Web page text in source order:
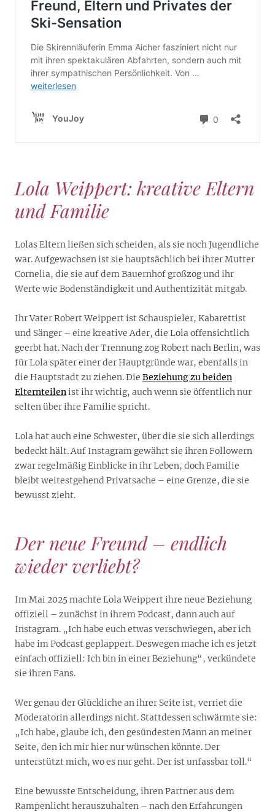
Lola Weippert: kreative Eltern
und Familie
Lolas Eltern ließen sich scheiden, als sie noch Jugendliche
war. Aufgewachsen ist sie hauptsächlich bei ihrer Mutter
Cornelia, die sie auf dem Bauernhof großzog und ihr
Werte wie Bodenständigkeit und Authentizität mitgab.
Ihr Vater Robert Weippert ist Schauspieler, Kabarettist
und Sänger – eine kreative Ader, die Lola offensichtlich
geerbt hat. Nach der Trennung zog Robert nach Berlin, was
für Lola später einer der Hauptgründe war, ebenfalls in
die Hauptstadt zu ziehen. Die Beziehung zu beiden
Elternteilenist ihr wichtig, auch wenn sie öffentlich nur
selten über ihre Familie spricht.
Lola hat auch eine Schwester, über die sie sich allerdings
bedeckt hält. Auf Instagram gewährt sie ihren Followern
zwar regelmäßig Einblicke in ihr Leben, doch Familie
bleibt weitestgehend Privatsache – eine Grenze, die sie
bewusst zieht.
Der neue Freund – endlich
wieder verliebt?
Im Mai 2025 machte Lola Weippert ihre neue Beziehung
offiziell – zunächst in ihrem Podcast, dann auch auf
Instagram. „Ich habe euch etwas verschwiegen, aber ich
habe im Podcast geplappert. Deswegen mache ich es jetzt
einfach offiziell: Ich bin in einer Beziehung“, verkündete
sie ihren Fans.
Wer genau der Glückliche an ihrer Seite ist, verriet die
Moderatorin allerdings nicht. Stattdessen schwärmte sie:
„Ich habe, glaube ich, den gesündesten Mann an meiner
Seite, den ich mir hier nur wünschen könnte. Der
unterstützt mich, wo es nur geht. Der ist unfassbar toll.“
Eine bewusste Entscheidung, ihren Partner aus dem
Rampenlicht herauszuhalten – nach den Erfahrungen